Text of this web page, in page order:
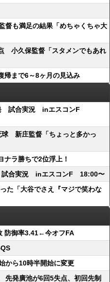
も満足の結果「めちゃくちゃ大
小久保監督「スタメンでもあれ
まで6～8ヶ月の見込み
試合実況 inエスコンF
球 新庄監督「ちょっと多かっ
ナラ勝ちで2位浮上！
試合実況 inエスコンF 18:00〜
た「大谷でさえ『マジで笑わな
防御率3.41←今オフFA
から10時半開始に変更
発廣池が6回5失点、初回先制